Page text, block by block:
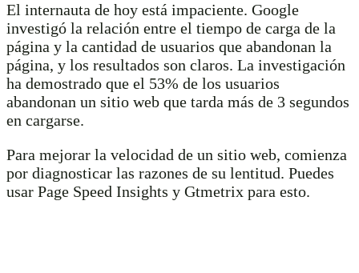
El internauta de hoy está impaciente. Google
investigó la relación entre el tiempo de carga de la
página y la cantidad de usuarios que abandonan la
página, y los resultados son claros. La investigación
ha demostrado que el 53% de los usuarios
abandonan un sitio web que tarda más de 3 segundos
en cargarse.
Para mejorar la velocidad de un sitio web, comienza
por diagnosticar las razones de su lentitud. Puedes
usar Page Speed ​​​​Insights y Gtmetrix para esto.